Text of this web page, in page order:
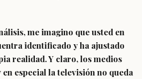
me imagino que usted en
identificado y ha ajustado
realidad. Y claro, los medios
especial la televisión no queda